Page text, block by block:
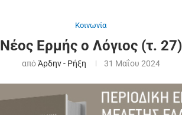
Κοινωνία
Νέος Ερμής ο Λόγιος (τ. 27)
απόΆρδην - Ρήξη 31 Μαΐου 2024